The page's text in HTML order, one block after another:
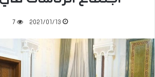
2021/01/13
7